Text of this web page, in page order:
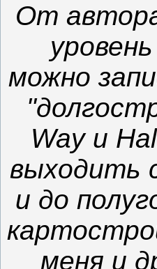
От
можно
Way и
выходить
и до
меня и